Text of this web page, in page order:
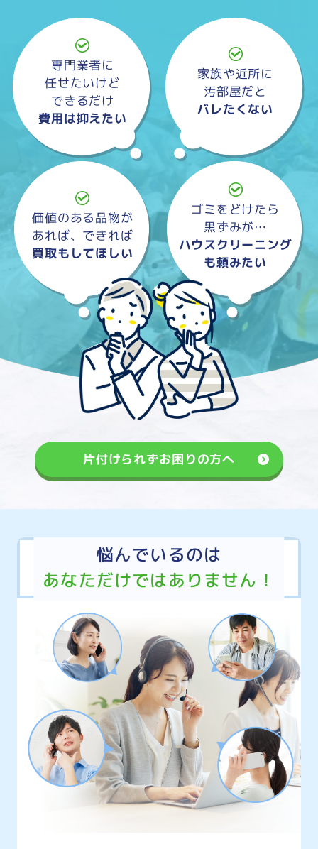
専門業者に
任せたいけど
できるだけ
費用は抑えたい
家族や近所に
汚部屋だと
バレたくない
価値のある品物が
あれば、できれば
買取もしてほしい
ゴミをどけたら
黒ずみが…
ハウスクリーニング
も頼みたい
片付けられずお困りの方へ
悩んでいるのは
あなただけではありません！